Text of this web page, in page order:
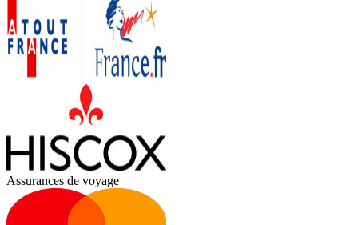
Assurances de voyage